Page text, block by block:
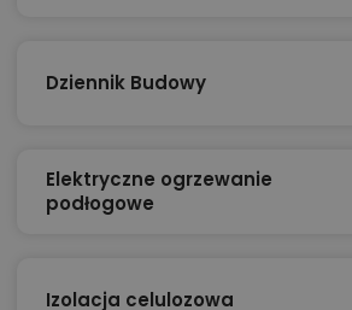
Dziennik Budowy
Elektryczne ogrzewanie
podłogowe
Izolacja celulozowa